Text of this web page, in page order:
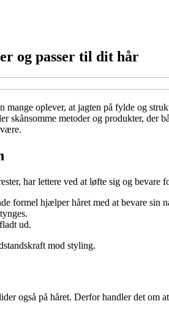
og passer til dit hår
oplever, at jagten på fylde og
metoder og produkter, der
har lettere ved at løfte sig og bevare
formel hjælper håret med at bevare sin
ud.
mod styling.
også på håret. Derfor handler det om